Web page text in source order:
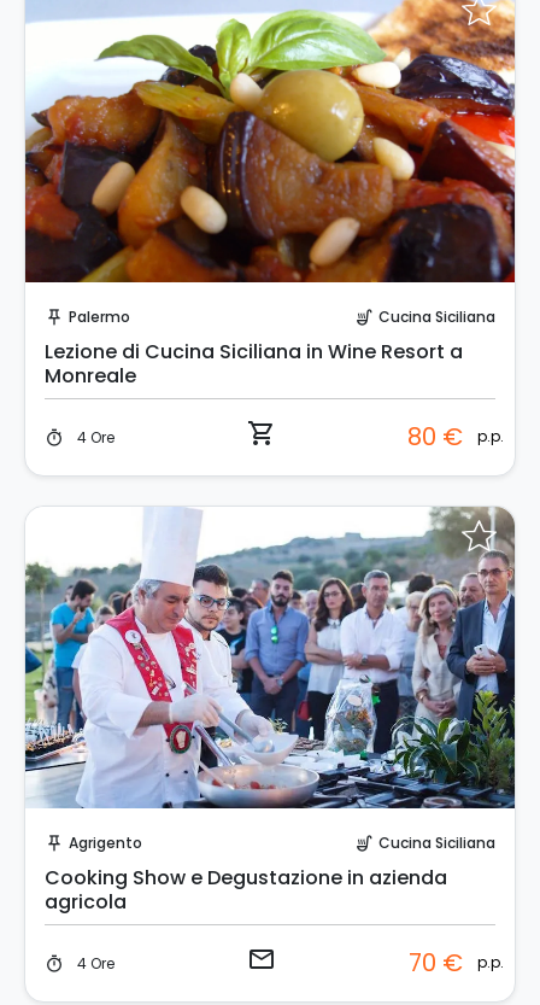
push_pin Palermo soup_kitchen Cucina Siciliana
Lezione di Cucina Siciliana in Wine Resort a
Monreale
timer 4 Ore shopping_cart 80 € p.p.
push_pin Agrigento soup_kitchen Cucina Siciliana
Cooking Show e Degustazione in azienda
agricola
timer 4 Ore email 70 € p.p.